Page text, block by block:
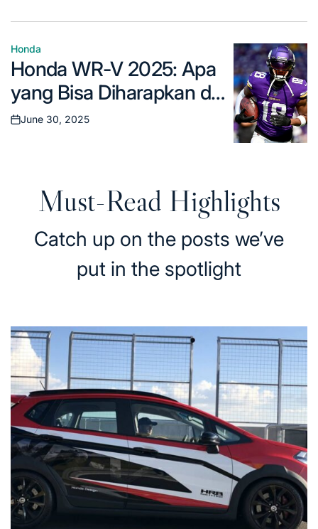
yang menarik dan mudah
dipahami.
Posted
in
Honda
Honda WR-V 2025: Apa
yang Bisa Diharapkan dari
SUV Compact yang
Posted
June 30, 2025
Must-Read Highlights
Catch up on the posts we’ve
put in the spotlight